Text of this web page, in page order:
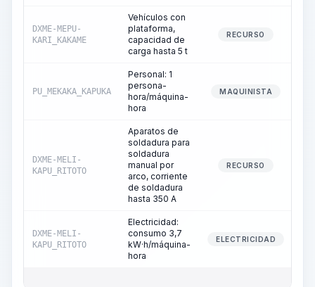
DXME-MEPU-
KARI_KAKAME
Vehículos con
plataforma,
capacidad de
carga hasta 5 t
RECURSO
PU_MEKAKA_KAPUKA
Personal: 1
persona-
hora/máquina-
hora
MAQUINISTA
DXME-MELI-
KAPU_RITOTO
Aparatos de
soldadura para
soldadura
manual por
arco, corriente
de soldadura
hasta 350 A
RECURSO
DXME-MELI-
KAPU_RITOTO
Electricidad:
consumo 3,7
kW·h/máquina-
hora
ELECTRICIDAD